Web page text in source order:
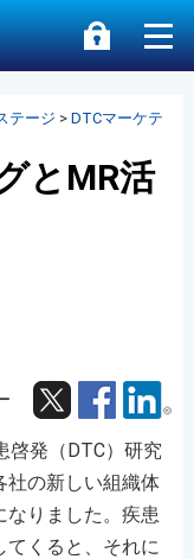
テージ > DTCマーケテ
とMR活
Twitter Facebook
啓発（DTC）研究
社の新しい組織体
りました。疾患
くると、それに